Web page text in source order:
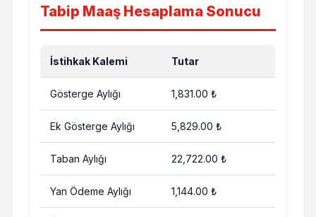
Tabip Maaş Hesaplama Sonucu
İstihkak Kalemi Tutar
Gösterge Aylığı 1,831.00 ₺
Ek Gösterge Aylığı 5,829.00 ₺
Taban Aylığı 22,722.00 ₺
Yan Ödeme Aylığı 1,144.00 ₺